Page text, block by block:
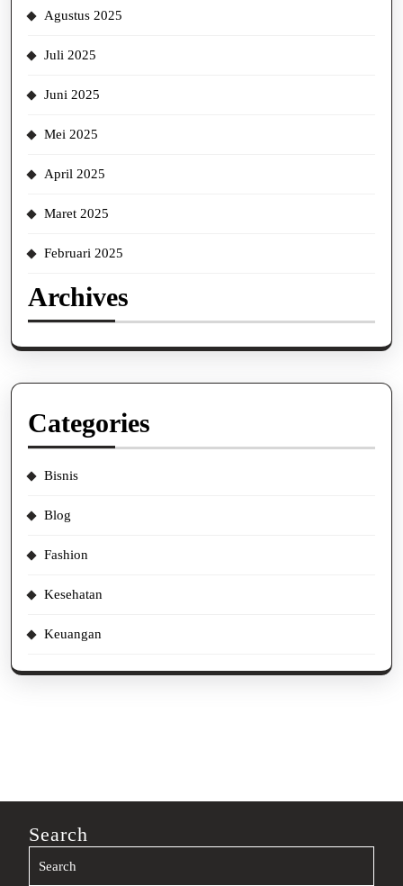
Agustus 2025
Juli 2025
Juni 2025
Mei 2025
April 2025
Maret 2025
Februari 2025
Archives
Categories
Bisnis
Blog
Fashion
Kesehatan
Keuangan
Search